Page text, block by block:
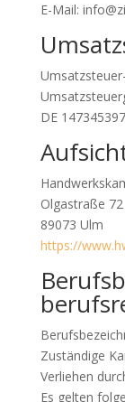
E-Mail:
DE 147345397
Olgastraße 72
89073 Ulm
https://
Zuständige
Verliehen
Es gelten